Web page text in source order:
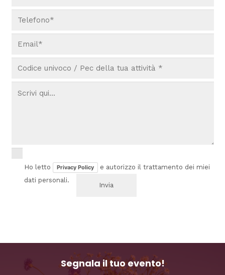
Ho letto Privacy Policy
e autorizzo il trattamento dei miei
dati personali.
Segnala il tuo evento!